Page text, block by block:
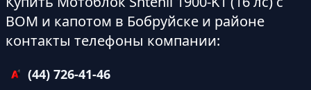
ВОМ и капотом в Бобруйске и районе
контакты телефоны компании:
(44) 726-41-46